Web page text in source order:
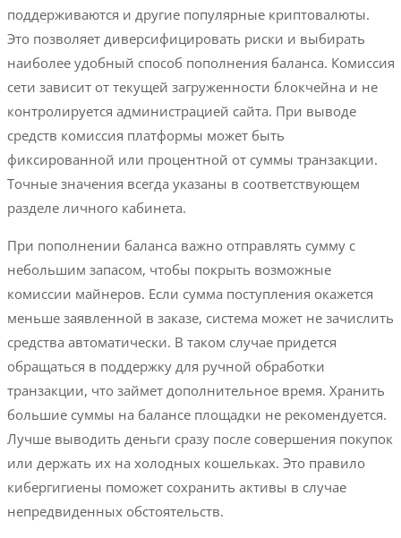
поддерживаются и другие популярные криптовалюты.
Это позволяет диверсифицировать риски и выбирать
наиболее удобный способ пополнения баланса. Комиссия
сети зависит от текущей загруженности блокчейна и не
контролируется администрацией сайта. При выводе
средств комиссия платформы может быть
фиксированной или процентной от суммы транзакции.
Точные значения всегда указаны в соответствующем
разделе личного кабинета.
При пополнении баланса важно отправлять сумму с
небольшим запасом, чтобы покрыть возможные
комиссии майнеров. Если сумма поступления окажется
меньше заявленной в заказе, система может не зачислить
средства автоматически. В таком случае придется
обращаться в поддержку для ручной обработки
транзакции, что займет дополнительное время. Хранить
большие суммы на балансе площадки не рекомендуется.
Лучше выводить деньги сразу после совершения покупок
или держать их на холодных кошельках. Это правило
кибергигиены поможет сохранить активы в случае
непредвиденных обстоятельств.